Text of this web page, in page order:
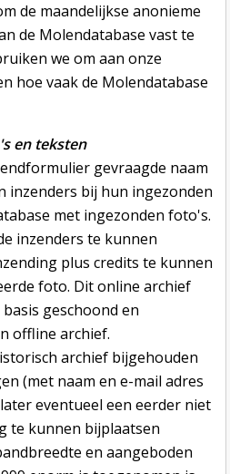
de maandelijkse anonieme
de Molendatabase vast te
we om aan onze
hoe vaak de Molendatabase
en teksten
gevraagde naam
inzenders bij hun ingezonden
met ingezonden foto's.
inzenders te kunnen
plus credits te kunnen
foto. Dit online archief
geschoond en
offline archief.
archief bijgehouden
(met naam en e-mail adres
eventueel een eerder niet
te kunnen bijplaatsen
en aangeboden